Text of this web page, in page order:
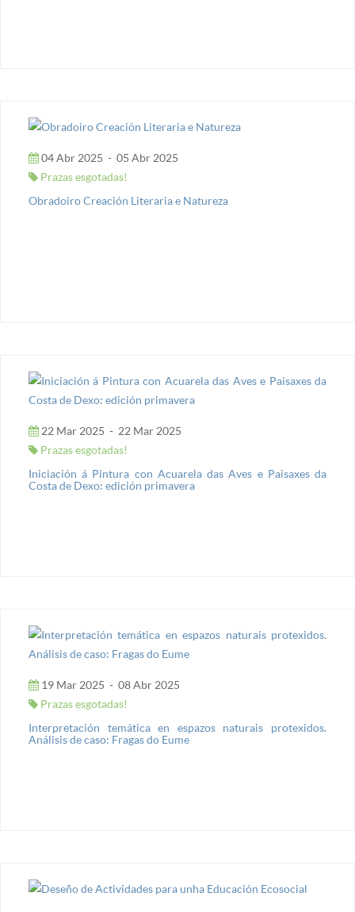
04 Abr 2025 - 05 Abr 2025
Prazas esgotadas!
Obradoiro Creación Literaria e Natureza
22 Mar 2025 - 22 Mar 2025
Prazas esgotadas!
Iniciación á Pintura con Acuarela das Aves e Paisaxes da
Costa de Dexo: edición primavera
19 Mar 2025 - 08 Abr 2025
Prazas esgotadas!
Interpretación temática en espazos naturais protexidos.
Análisis de caso: Fragas do Eume